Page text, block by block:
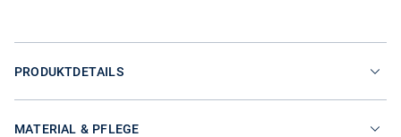
PRODUKTDETAILS
MATERIAL & PFLEGE